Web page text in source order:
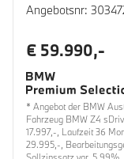
Angebotsnr:
€ 59.990,-
* Angebot der BMW
Fahrzeug BMW Z4
17.997,-, Laufzeit 36
29.995,-,